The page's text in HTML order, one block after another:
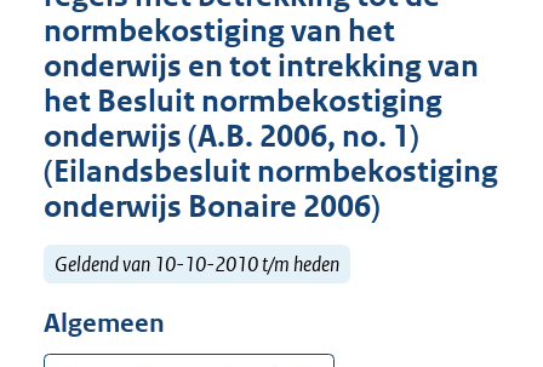
normbekostiging van het
onderwijs en tot intrekking van
het Besluit normbekostiging
onderwijs (A.B. 2006, no. 1)
(Eilandsbesluit normbekostiging
onderwijs Bonaire 2006)
Geldend van 10-10-2010 t/m heden
Algemeen